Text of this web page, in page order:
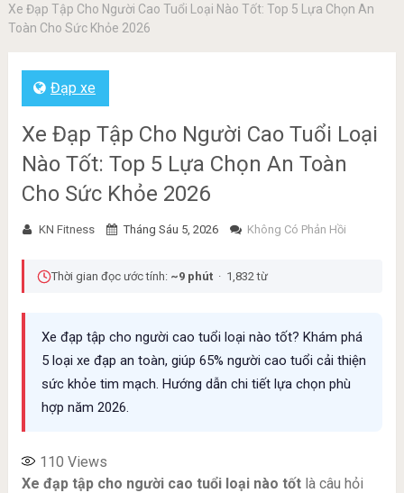
Xe Đạp Tập Cho Người Cao Tuổi Loại Nào Tốt: Top 5 Lựa Chọn An
Toàn Cho Sức Khỏe 2026
Đạp xe
Xe Đạp Tập Cho Người Cao Tuổi Loại
Nào Tốt: Top 5 Lựa Chọn An Toàn
Cho Sức Khỏe 2026
KN Fitness Tháng Sáu 5, 2026 Không Có Phản Hồi
Thời gian đọc ước tính: ~9 phút· 1,832 từ
Xe đạp tập cho người cao tuổi loại nào tốt? Khám phá
5 loại xe đạp an toàn, giúp 65% người cao tuổi cải thiện
sức khỏe tim mạch. Hướng dẫn chi tiết lựa chọn phù
hợp năm 2026.
110 Views
Xe đạp tập cho người cao tuổi loại nào tốtlà câu hỏi